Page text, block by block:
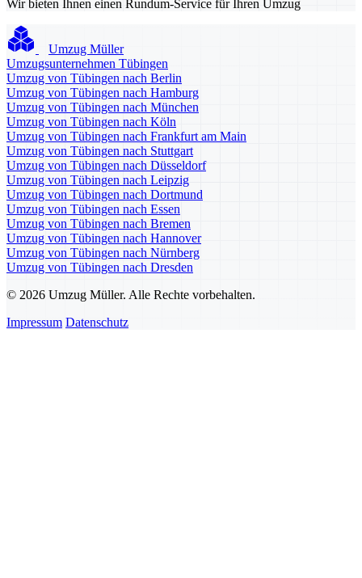
Wir bieten Ihnen einen Rundum-Service für Ihren Umzug
Umzug Müller
Umzugsunternehmen Tübingen
Umzug von Tübingen nach Berlin
Umzug von Tübingen nach Hamburg
Umzug von Tübingen nach München
Umzug von Tübingen nach Köln
Umzug von Tübingen nach Frankfurt am Main
Umzug von Tübingen nach Stuttgart
Umzug von Tübingen nach Düsseldorf
Umzug von Tübingen nach Leipzig
Umzug von Tübingen nach Dortmund
Umzug von Tübingen nach Essen
Umzug von Tübingen nach Bremen
Umzug von Tübingen nach Hannover
Umzug von Tübingen nach Nürnberg
Umzug von Tübingen nach Dresden
© 2026 Umzug Müller. Alle Rechte vorbehalten.
Impressum Datenschutz